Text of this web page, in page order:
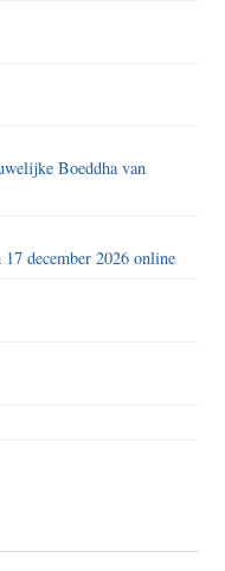
Boeddha van
december 2026 online